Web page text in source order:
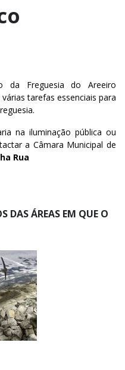
da Freguesia do Areeiro
tarefas essenciais para
na iluminação pública ou
a Câmara Municipal de
Rua
DAS ÁREAS EM QUE O